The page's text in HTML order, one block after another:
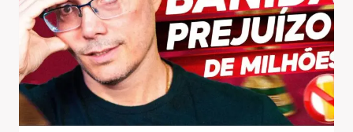
PARA
VENDER
SEM
PARAR